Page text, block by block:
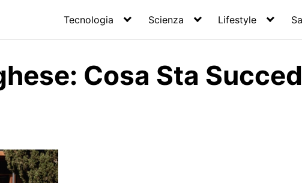
Tecnologia Scienza Lifestyle
Cosa Sta